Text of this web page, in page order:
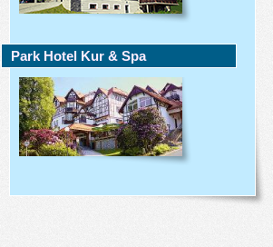
Park Hotel Kur & Spa